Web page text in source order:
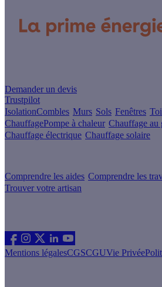
Demander un devis
Trustpilot
IsolationCombles Murs Sols Fenêtres
ChauffagePompe à chaleur Chauffage au
Chauffage électrique Chauffage solaire
Comprendre les aides Comprendre les
Trouver votre artisan
Mentions légalesCGSCGUVie Privée